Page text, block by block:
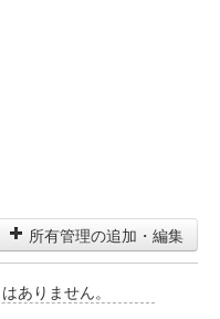
所有管理の追加・編集
ありません。